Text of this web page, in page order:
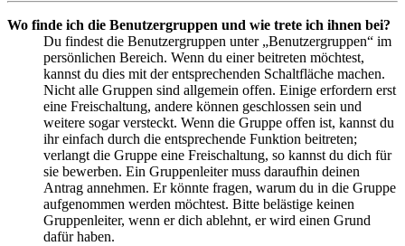
Wo finde ich die Benutzergruppen und wie trete ich ihnen bei?
Du findest die Benutzergruppen unter „Benutzergruppen“ im
persönlichen Bereich. Wenn du einer beitreten möchtest,
kannst du dies mit der entsprechenden Schaltfläche machen.
Nicht alle Gruppen sind allgemein offen. Einige erfordern erst
eine Freischaltung, andere können geschlossen sein und
weitere sogar versteckt. Wenn die Gruppe offen ist, kannst du
ihr einfach durch die entsprechende Funktion beitreten;
verlangt die Gruppe eine Freischaltung, so kannst du dich für
sie bewerben. Ein Gruppenleiter muss daraufhin deinen
Antrag annehmen. Er könnte fragen, warum du in die Gruppe
aufgenommen werden möchtest. Bitte belästige keinen
Gruppenleiter, wenn er dich ablehnt, er wird einen Grund
dafür haben.